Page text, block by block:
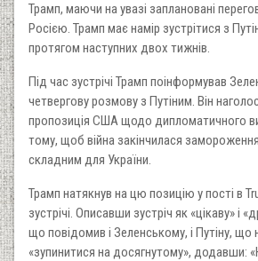
Трамп, маючи на увазі заплановані
Росією. Трамп має намір зустрітися з
протягом наступних двох тижнів.
Під час зустрічі Трамп поінформував
четвергову розмову з Путіним. Він
пропозиція США щодо дипломатичного
тому, щоб війна закінчилася
складним для України.
Трамп натякнув на цю позицію у пості в
зустрічі. Описавши зустріч як «цікаву» і
що повідомив і Зеленському, і Путіну, що
«зупинитися на досягнутому», додавши: